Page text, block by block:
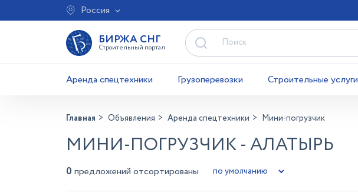
Россия
БИРЖА СНГ
Строительный портал
Аренда спецтехники Грузоперевозки Строительные услуги
Главная Объявления Аренда спецтехники Мини-погрузчик
МИНИ-ПОГРУЗЧИК - АЛАТЫРЬ
0 предложений отсортированы